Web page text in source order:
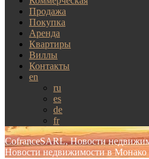
Продажа
Покупка
Аренда
Квартиры
Виллы
Контакты
en
ru
es
de
fr
CofranceSARL, Новости
Новости недвижимости в Монако